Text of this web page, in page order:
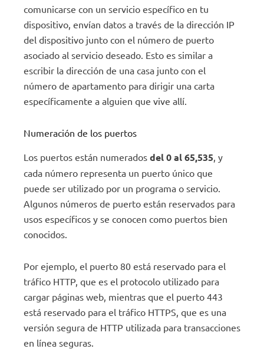
comunicarse con un servicio específico en tu
dispositivo, envían datos a través de la dirección IP
del dispositivo junto con el número de puerto
asociado al servicio deseado. Esto es similar a
escribir la dirección de una casa junto con el
número de apartamento para dirigir una carta
específicamente a alguien que vive allí.
Numeración de los puertos
Los puertos están numerados del 0 al 65,535 , y
cada número representa un puerto único que
puede ser utilizado por un programa o servicio.
Algunos números de puerto están reservados para
usos específicos y se conocen como puertos bien
conocidos.
Por ejemplo, el puerto 80 está reservado para el
tráfico HTTP, que es el protocolo utilizado para
cargar páginas web, mientras que el puerto 443
está reservado para el tráfico HTTPS, que es una
versión segura de HTTP utilizada para transacciones
en línea seguras.